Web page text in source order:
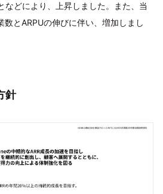
などにより、上昇しました。また、当
数とARPUの伸びに伴い、増加しまし
針